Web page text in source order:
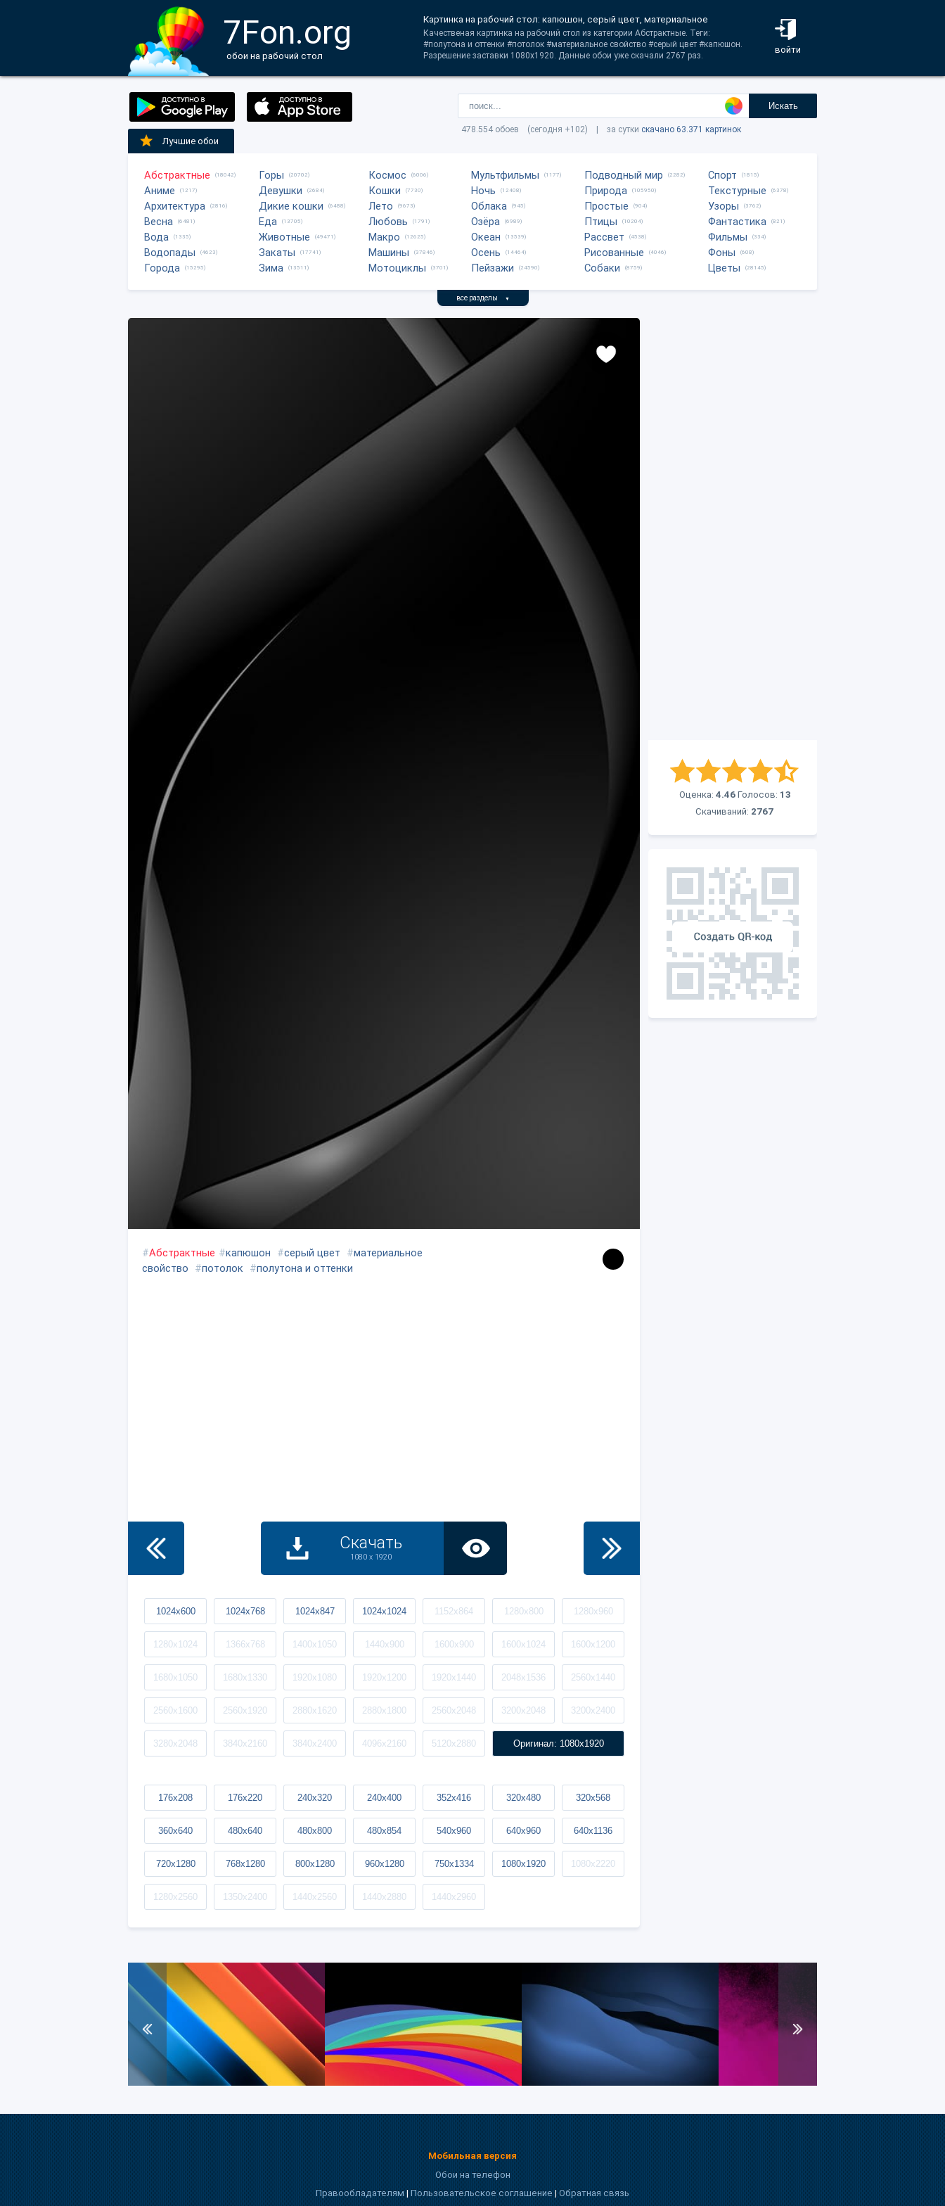
7Fon.org
обои на рабочий стол
войти
Картинка на рабочий стол: капюшон, серый цвет, материальное
Качественая картинка на рабочий стол из категории Абстрактные. Теги:
#полутона и оттенки #потолок #материальное свойство #серый цвет #капюшон.
Разрешение заставки 1080x1920. Данные обои уже скачали 2767 раз.
Искать
478.554 обоев (сегодня +102) | за сутки скачано 63.371 картинок
Лучшие обои
Абстрактные (18042)
Аниме (1217)
Архитектура (2816)
Весна (6481)
Вода (1335)
Водопады (4623)
Города (15295)
Горы (20702)
Девушки (2684)
Дикие кошки (6488)
Еда (13705)
Животные (49471)
Закаты (17741)
Зима (13511)
Космос (6006)
Кошки (7730)
Лето (9673)
Любовь (1791)
Макро (12625)
Машины (37846)
Мотоциклы (3701)
Мультфильмы (1177)
Ночь (12408)
Облака (945)
Озёра (6989)
Океан (13539)
Осень (14464)
Пейзажи (24590)
Подводный мир (2282)
Природа (105950)
Простые (904)
Птицы (10204)
Рассвет (4538)
Рисованные (4046)
Собаки (8759)
Спорт (1815)
Текстурные (6378)
Узоры (3762)
Фантастика (821)
Фильмы (334)
Фоны (608)
Цветы (28145)
все разделы ▼
Оценка: 4.46 Голосов: 13
Скачиваний: 2767
#Абстрактные #капюшон #серый цвет #материальное
свойство
#потолок #полутона и оттенки
Скачать
1080 x 1920
1024x600 1024x768 1024x847 1024x1024 1152x864 1280x800 1280x960
1280x1024 1366x768 1400x1050 1440x900 1600x900 1600x1024 1600x1200
1680x1050 1680x1330 1920x1080 1920x1200 1920x1440 2048x1536 2560x1440
2560x1600 2560x1920 2880x1620 2880x1800 2560x2048 3200x2048 3200x2400
3280x2048 3840x2160 3840x2400 4096x2160 5120x2880 Оригинал: 1080x1920
176x208 176x220 240x320 240x400 352x416 320x480 320x568
360x640 480x640 480x800 480x854 540x960 640x960 640x1136
720x1280 768x1280 800x1280 960x1280 750x1334 1080x1920 1080x2220
1280x2560 1350x2400 1440x2560 1440x2880 1440x2960
Мобильная версия
Обои на телефон
Правообладателям|Пользовательское соглашение|Обратная связь